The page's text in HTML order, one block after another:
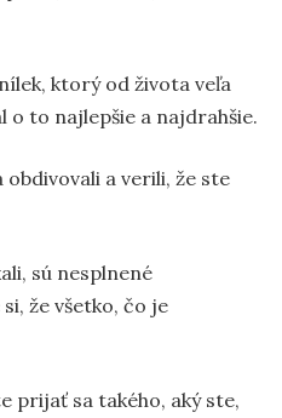
ktorý od života veľa
o to najlepšie a najdrahšie.
obdivovali a verili, že ste
sú nesplnené
že všetko, čo je
prijať sa takého, aký ste,